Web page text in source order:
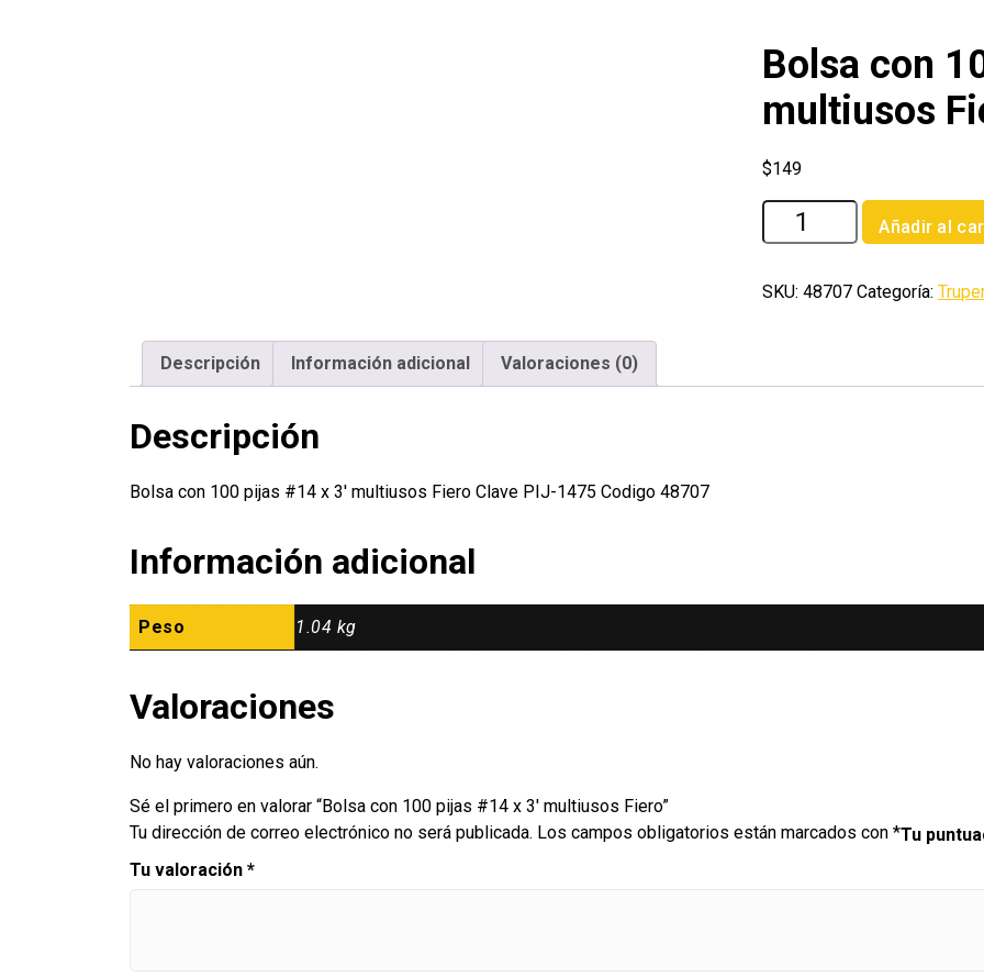
Bolsa con
multiusos
$149
Bolsa
con
pijas
Añadir al
SKU:48707 Categoría:
Descripción Información adicional Valoraciones (0)
Descripción
Bolsa con 100 pijas #14 x 3′ multiusos Fiero Clave PIJ-1475 Codigo 48707
Información adicional
Peso 1.04 kg
Valoraciones
No hay valoraciones aún.
Sé el primero en valorar “Bolsa con 100 pijas #14 x 3′ multiusos Fiero”
Tu dirección de correo electrónico no será publicada. Los campos obligatorios están marcados con *Tu
Tu valoración *